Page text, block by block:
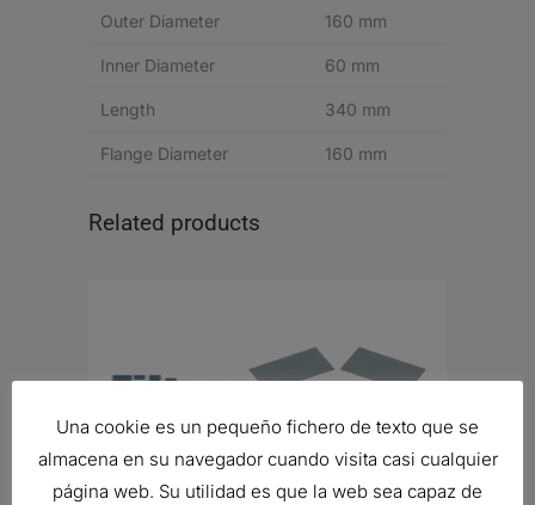
Outer Diameter 160 mm
Inner Diameter 60 mm
Length 340 mm
Flange Diameter 160 mm
Related products
Una cookie es un pequeño fichero de texto que se
almacena en su navegador cuando visita casi cualquier
página web. Su utilidad es que la web sea capaz de